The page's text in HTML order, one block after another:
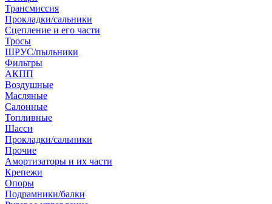
Трансмиссия
Прокладки/сальники
Сцепление и его части
Тросы
ШРУС/пыльники
Фильтры
АКПП
Воздушные
Масляные
Салонные
Топливные
Шасси
Прокладки/сальники
Прочие
Амортизаторы и их части
Крепежи
Опоры
Подрамники/балки